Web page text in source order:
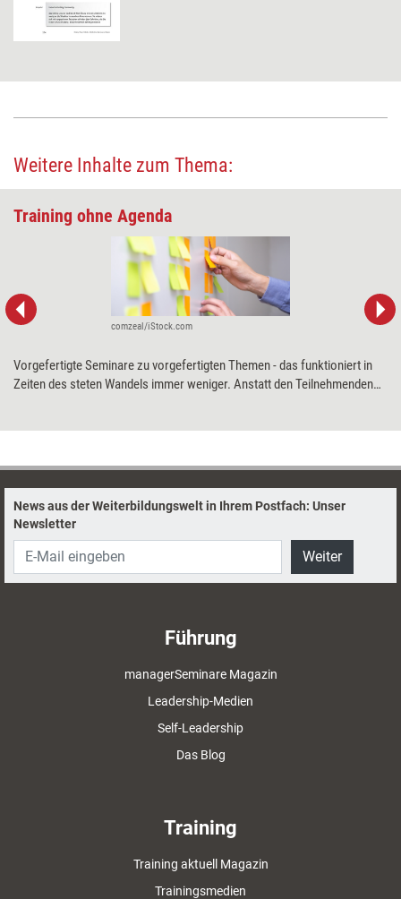
Weitere Inhalte zum Thema:
Training ohne Agenda
comzeal/iStock.com
Vorgefertigte Seminare zu vorgefertigten Themen - das funktioniert in
Zeiten des steten Wandels immer weniger. Anstatt den Teilnehmenden
News aus der Weiterbildungswelt in Ihrem Postfach: Unser
Newsletter
Weiter
Führung
managerSeminare Magazin
Leadership-Medien
Self-Leadership
Das Blog
Training
Training aktuell Magazin
Trainingsmedien